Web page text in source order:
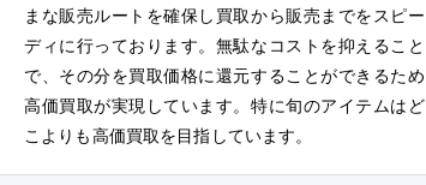
まな販売ルートを確保し買取から販売までをスピー
ディに行っております。無駄なコストを抑えること
で、その分を買取価格に還元することができるため
高価買取が実現しています。特に旬のアイテムはど
こよりも高価買取を目指しています。